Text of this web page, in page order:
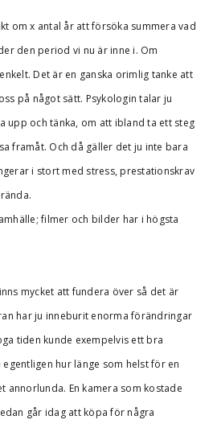
om x antal år att försöka summera vad
den period vi nu är inne i. Om
Det är en ganska orimlig tanke att
på något sätt. Psykologin talar ju
upp och tänka, om att ibland ta ett steg
framåt. Och då gäller det ju inte bara
i stort med stress, prestationskrav
filmer och bilder har i högsta
mycket att fundera över så det är
har ju inneburit enorma förändringar
tiden kunde exempelvis ett bra
hur länge som helst för en
annorlunda. En kamera som kostade
går idag att köpa för några